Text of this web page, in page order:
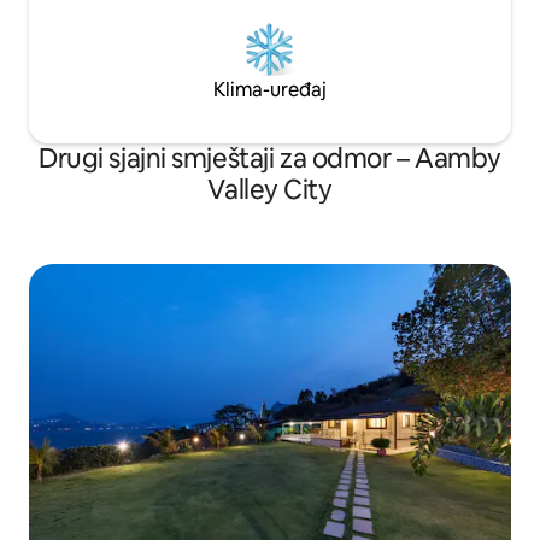
Klima-uređaj
Drugi sjajni smještaji za odmor – Aamby
Valley City